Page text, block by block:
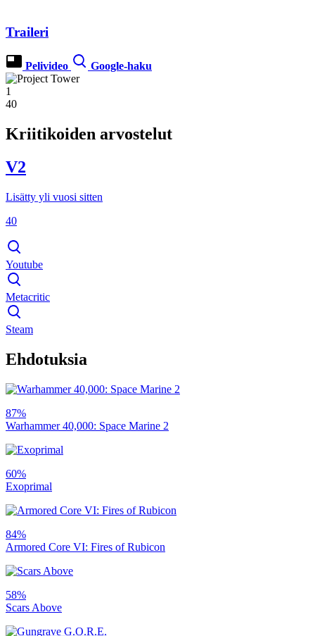
Traileri
Pelivideo Google-haku
1
40
Kriitikoiden arvostelut
V2
Lisätty yli vuosi sitten
40
Youtube
Metacritic
Steam
Ehdotuksia
87%
Warhammer 40,000: Space Marine 2
60%
Exoprimal
84%
Armored Core VI: Fires of Rubicon
58%
Scars Above